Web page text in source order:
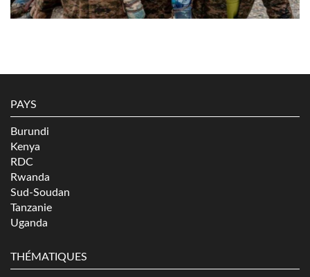
PAYS
Burundi
Kenya
RDC
Rwanda
Sud-Soudan
Tanzanie
Uganda
THÉMATIQUES